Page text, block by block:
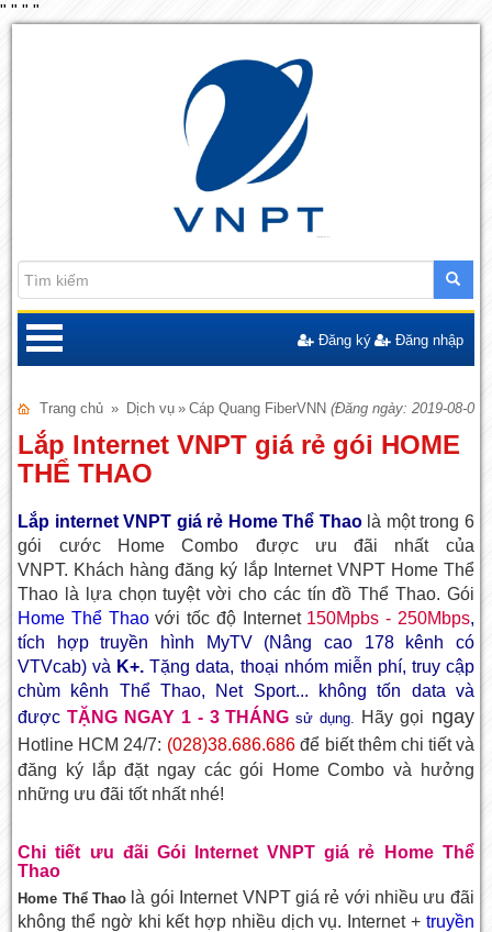
" " " "
Đăng ký Đăng nhập
Trang chủ » Dịch vụ » Cáp Quang FiberVNN (Đăng ngày: 2019-08-07)
Lắp Internet VNPT giá rẻ gói HOME
THỂ THAO
Lắp internet VNPT giá rẻ Home Thể Thaolà một trong 6
gói cước Home Combo được ưu đãi nhất của
VNPT. Khách hàng đăng ký lắp Internet VNPT Home Thể
Thao là lựa chọn tuyệt vời cho các tín đồ Thể Thao. Gói
Home Thể Thaovới tốc độ Internet 150Mpbs - 250Mbps,
tích hợp truyền hình MyTV (Nâng cao 178 kênh có
VTVcab)và K+. Tặng data, thoại nhóm miễn phí, truy cập
chùm kênh Thể Thao, Net Sport... không tốn data và
đượcTẶNG NGAY 1 - 3 THÁNG sử dụng. Hãy gọi ngay
Hotline HCM 24/7: (028)38.686.686 để biết thêm chi tiết và
đăng ký lắp đặt ngay các gói Home Combo và hưởng
những ưu đãi tốt nhất nhé!
Chi tiết ưu đãi Gói Internet VNPT giá rẻ Home Thể
Thao
Home Thể Thao là gói Internet VNPT giá rẻ với nhiều ưu đãi
không thể ngờ khi kết hợp nhiều dịch vụ. Internet + truyền